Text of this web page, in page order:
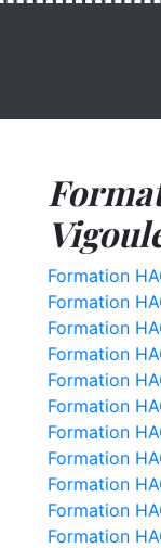
Formation
Formation
Formation
Formation
Formation
Formation
Formation
Formation
Formation
Formation
Formation